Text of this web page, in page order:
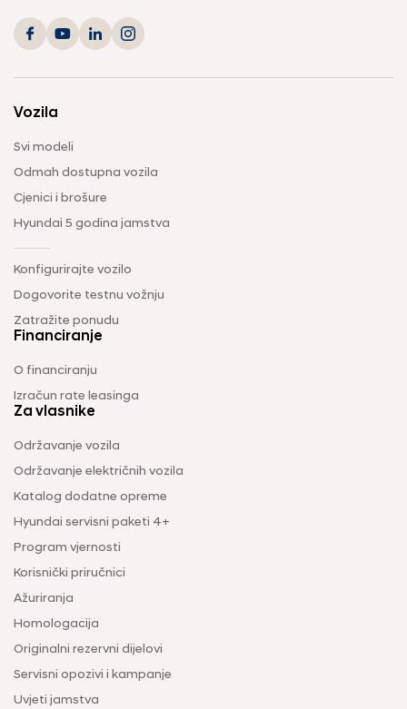
Vozila
Svi modeli
Odmah dostupna vozila
Cjenici i brošure
Hyundai 5 godina jamstva
Konfigurirajte vozilo
Dogovorite testnu vožnju
Zatražite ponudu
Financiranje
O financiranju
Izračun rate leasinga
Za vlasnike
Održavanje vozila
Održavanje električnih vozila
Katalog dodatne opreme
Hyundai servisni paketi 4+
Program vjernosti
Korisnički priručnici
Ažuriranja
Homologacija
Originalni rezervni dijelovi
Servisni opozivi i kampanje
Uvjeti jamstva